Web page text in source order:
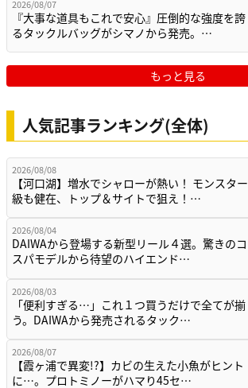
2026/08/07
『大事な道具もこれで安心』圧倒的な強度を誇
るタックルバッグがシマノから発売。…
もっと見る
人気記事ランキング(全体)
2026/08/08
【河口湖】増水でシャローが熱い！ モンスター
級も健在、トップ＆サイトで狙え！…
2026/08/04
DAIWAから登場する新型リール４選。驚きのコ
スパモデルから待望のハイエンド…
2026/08/03
「便利すぎる…」これ１つ買うだけで全てが揃
う。DAIWAから発売されるタック…
2026/08/07
【霞ヶ浦で異変!?】カビの生えた小魚がヒント
に…。プロトミノーがハマり45セ…